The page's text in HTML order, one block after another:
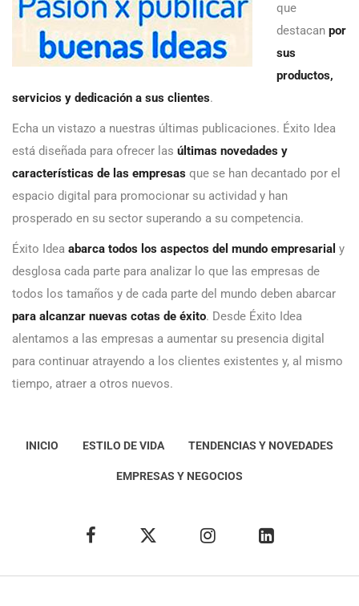
que
destacan por
sus
productos,
servicios y dedicación a sus clientes.
Echa un vistazo a nuestras últimas publicaciones. Éxito Idea
está diseñada para ofrecer las últimas novedades y
características de las empresas que se han decantado por el
espacio digital para promocionar su actividad y han
prosperado en su sector superando a su competencia.
Éxito Idea abarca todos los aspectos del mundo empresarial y
desglosa cada parte para analizar lo que las empresas de
todos los tamaños y de cada parte del mundo deben abarcar
para alcanzar nuevas cotas de éxito. Desde Éxito Idea
alentamos a las empresas a aumentar su presencia digital
para continuar atrayendo a los clientes existentes y, al mismo
tiempo, atraer a otros nuevos.
INICIO ESTILO DE VIDA TENDENCIAS Y NOVEDADES
EMPRESAS Y NEGOCIOS